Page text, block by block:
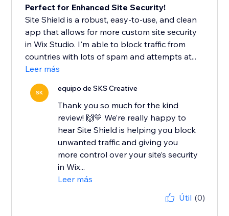
Perfect for Enhanced Site Security!
Site Shield is a robust, easy-to-use, and clean
app that allows for more custom site security
in Wix Studio. I'm able to block traffic from
countries with lots of spam and attempts at...
Leer más
SK equipo de SKS Creative
Thank you so much for the kind
review! 🙌💛 We’re really happy to
hear Site Shield is helping you block
unwanted traffic and giving you
more control over your site’s security
in Wix...
Leer más
Útil (0)